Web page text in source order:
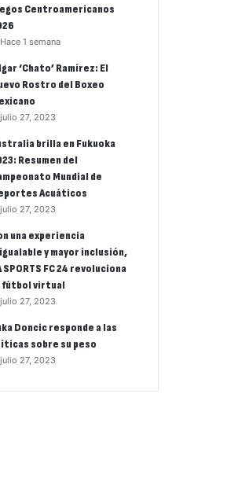
Centroamericanos
Hace 1 semana
‘Chato’ Ramírez: El
Rostro del Boxeo
julio 27, 2023
brilla en Fukuoka
Resumen del
Mundial de
Acuáticos
julio 27, 2023
una experiencia
y mayor inclusión,
SPORTS FC 24 revoluciona
fútbol virtual
julio 27, 2023
Doncic responde a las
sobre su peso
julio 27, 2023